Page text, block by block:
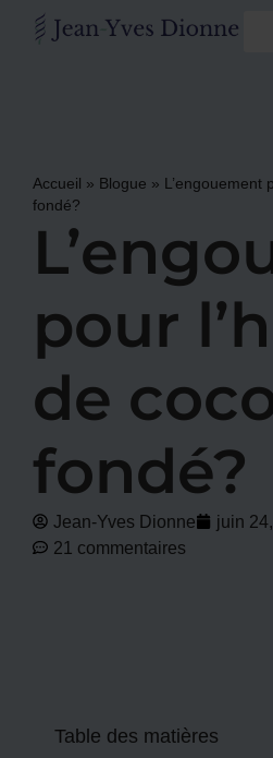
Accueil » Blogue » L’engouement
fondé?
pour
de
fondé?
Jean-Yves Dionne
juin
21 commentaires
Table des matières